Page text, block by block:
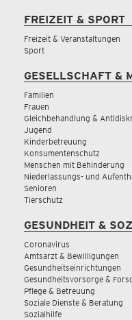
FREIZEIT & SPORT
Freizeit & Veranstaltungen
Sport
GESELLSCHAFT &
Familien
Frauen
Gleichbehandlung &
Jugend
Kinderbetreuung
Konsumentenschutz
Menschen mit Behinderung
Niederlassungs- und
Senioren
Tierschutz
GESUNDHEIT &
Coronavirus
Amtsarzt & Bewilligungen
Gesundheitseinrichtungen
Gesundheitsvorsorge &
Pflege & Betreuung
Soziale Dienste & Beratung
Sozialhilfe